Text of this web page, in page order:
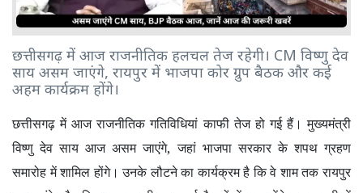
छत्तीसगढ़ में आज राजनीतिक हलचल तेज रहेगी। CM विष्णु देव
साय असम जाएंगे, रायपुर में भाजपा कोर ग्रुप बैठक और कई
अहम कार्यक्रम होंगे।
छत्तीसगढ़ में आज राजनीतिक गतिविधियां काफी तेज हो गई हैं। मुख्यमंत्री
विष्णु देव साय आज असम जाएंगे,जहां भाजपा सरकार के शपथ ग्रहण
समारोह में शामिल होंगे। उनके लौटने का कार्यक्रम है कि वे शाम तक रायपुर